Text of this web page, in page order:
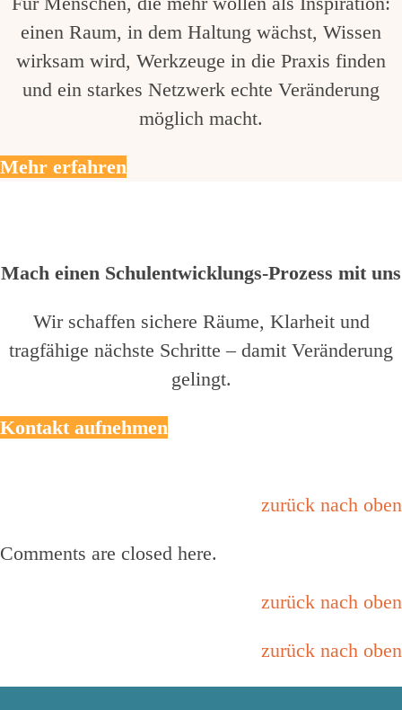
einen Raum, in dem Haltung wächst, Wissen
wirksam wird, Werkzeuge in die Praxis finden
und ein starkes Netzwerk echte Veränderung
möglich macht.
Mehr erfahren
Mach einen Schulentwicklungs-Prozess mit uns
Wir schaffen sichere Räume, Klarheit und
tragfähige nächste Schritte – damit Veränderung
gelingt.
Kontakt aufnehmen
zurück nach oben
Comments are closed here.
zurück nach oben
zurück nach oben